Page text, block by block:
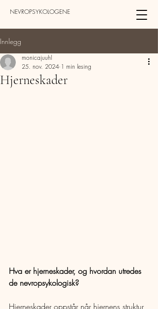
NEVROPSYKOLOGENE
Innlegg
Hjerneskader
monicajuuhl
25. nov. 2024 1 min lesing
Hva er hjerneskader, og hvordan utredes
de nevropsykologisk?
Hjerneskader oppstår når hjernens struktur